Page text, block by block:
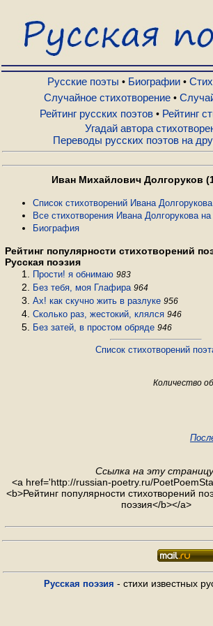
Русские поэты
Биографии
Стихи по темам
Случайное стихотворение
Случайная цитата
Рейтинг стихотворений
Русские поэты • Биографии•
Случайное стихотворение •
Рейтинг русских поэтов• Рейтинг
Угадай автора
Переводы русских поэтов на
Иван Михайлович Долгоруков
Список стихотворений Ивана Долгорукова
Все стихотворения Ивана Долгорукова
Биография
Рейтинг популярности стихотворений
Русская поэзия
Прости! я обнимаю 983
Без тебя, моя Глафира 964
Ах! как скучно жить в разлуке 956
Сколько раз, жестокий, клялся 946
Без затей, в простом обряде 946
Список стихотворений
Количество
Ссылка на эту
<a href='http://russian-poetry.ru/
<b>Рейтинг популярности стихотворений
поэзия</b></a>
Русская поэзия - стихи известных